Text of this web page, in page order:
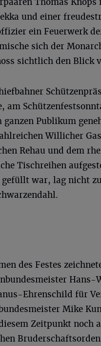
und einer
ein Feuerwerk
sich der
sichtlich den Blick
am
ganzen Publikum
Willicher
Rehau und dem
Tischreihen
gefüllt war, lag nicht
des Festes
Hans-
Ehrenschild für
Mike
Zeitpunkt noch